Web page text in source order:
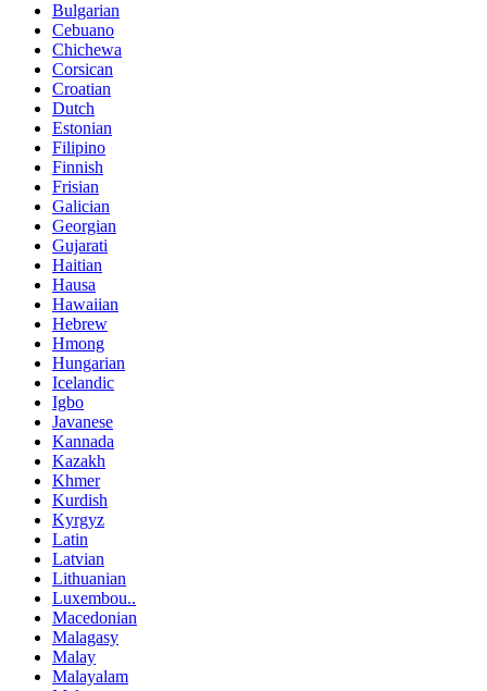
Bulgarian
Cebuano
Chichewa
Corsican
Croatian
Dutch
Estonian
Filipino
Finnish
Frisian
Galician
Georgian
Gujarati
Haitian
Hausa
Hawaiian
Hebrew
Hmong
Hungarian
Icelandic
Igbo
Javanese
Kannada
Kazakh
Khmer
Kurdish
Kyrgyz
Latin
Latvian
Lithuanian
Luxembou..
Macedonian
Malagasy
Malay
Malayalam